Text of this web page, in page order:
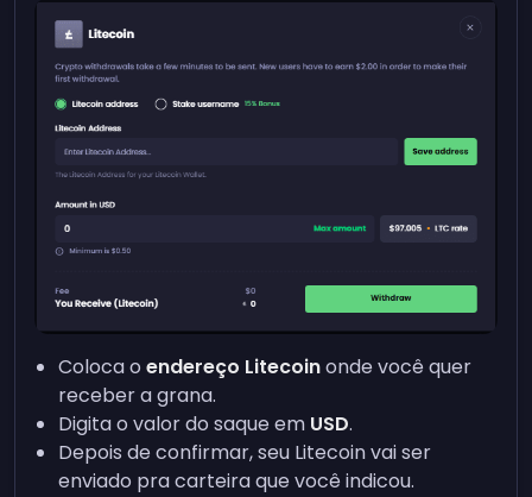
Coloca oendereço Litecoinonde você quer
receber a grana.
Digita o valor do saque em USD.
Depois de confirmar, seu Litecoin vai ser
enviado pra carteira que você indicou.